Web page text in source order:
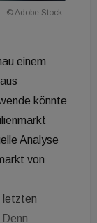
© Adobe Stock
einem
könnte
Analyse
von
letzten